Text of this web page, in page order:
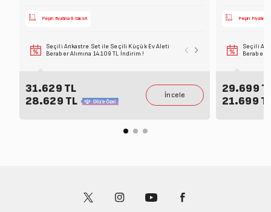
Peşin fiyatına 9 taksit
Seçili Ankastre Set ile Seçili Küçük Ev Aleti
Beraber Alımına 14.109 TL İndirim !
Seçili Beyaz
Alımına 6.099
31.629 TL
28.629 TL
Peşin Fiyatına
Seçili
Beraber
29.699
21.699